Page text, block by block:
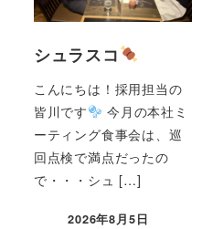
シュラスコ
こんにちは！採用担当の
皆川です
今月の本社ミ
ーティング食事会は、巡
回点検で満点だったの
で・・・シュ […]
2026年8月5日